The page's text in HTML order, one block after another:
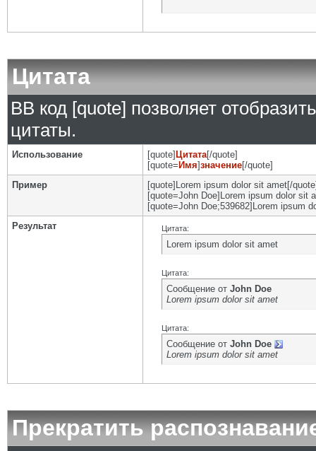
Цитата
BB код [quote] позволяет
цитаты.
Использование [quote] Цитата[/quote]
[quote= Имя]значение[/quote]
Пример
[quote]Lorem ipsum dolor sit amet[/
[quote=John Doe]Lorem ipsum dolor sit
[quote=John Doe;539682]Lorem ipsum
Результат
Цитата:
Lorem ipsum dolor sit amet
Цитата:
Сообщение от John Doe
Lorem ipsum dolor sit amet
Цитата:
Сообщение от John Doe
Lorem ipsum dolor sit amet
Прекратить